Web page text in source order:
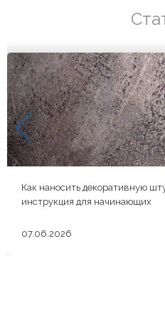
Как наносить декоративную
инструкция для начинающих
07.06.2026